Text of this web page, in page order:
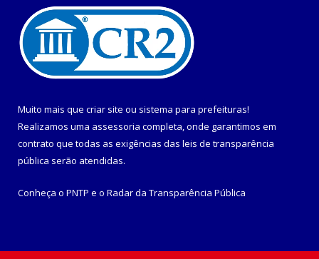
Muito mais que criar site ou sistema para prefeituras!
Realizamos uma assessoria completa, onde garantimos em
contrato que todas as exigências das leis de transparência
pública serão atendidas.
Conheça o PNTP e o Radar da Transparência Pública